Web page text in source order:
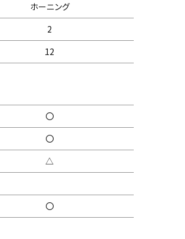
ホーニング
2
12
〇
〇
△
〇